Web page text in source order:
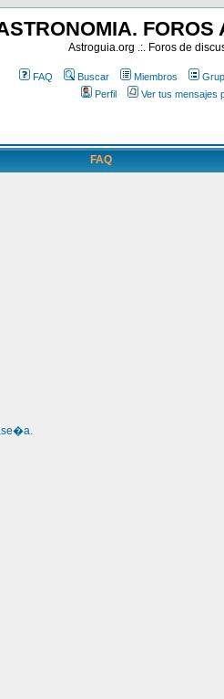
FOROS
Astroguia.org .:. Foros de
FAQ Buscar Miembros
Perfil
Ver tus mensajes
FAQ